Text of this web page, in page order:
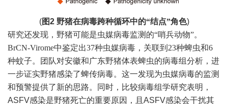
(图2 野猪在病毒跨种循环中的“结点”角色)
研究还发现，野猪可能是虫媒病毒监测的“哨兵动物”。
BrCN-Virome中鉴定出37种虫媒病毒，关联到23种蜱虫和6
种蚊子。团队对安徽和广东野猪体表蜱虫的病毒组分析 ， 进
一步证实野猪感染了蜱传病毒。这一发现为虫媒病毒的监测
和预警提供了新的思路。同时，比较病毒组学研究表明，
ASFV感染是野猪死亡的重要原因，且ASFV感染会干扰其